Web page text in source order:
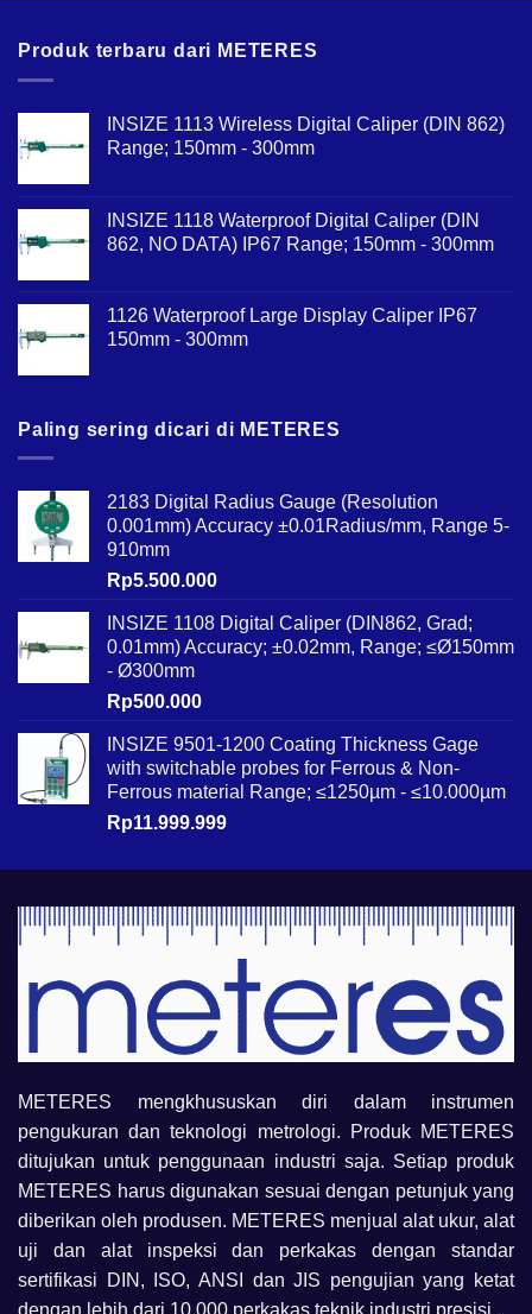
Produk terbaru dari METERES
INSIZE 1113 Wireless Digital Caliper (DIN 862)
Range; 150mm - 300mm
INSIZE 1118 Waterproof Digital Caliper (DIN
862, NO DATA) IP67 Range; 150mm - 300mm
1126 Waterproof Large Display Caliper IP67
150mm - 300mm
Paling sering dicari di METERES
2183 Digital Radius Gauge (Resolution
0.001mm) Accuracy ±0.01Radius/mm, Range 5-
910mm
Rp5.500.000
INSIZE 1108 Digital Caliper (DIN862, Grad;
0.01mm) Accuracy; ±0.02mm, Range; ≤Ø150mm
- Ø300mm
Rp500.000
INSIZE 9501-1200 Coating Thickness Gage
with switchable probes for Ferrous & Non-
Ferrous material Range; ≤1250µm - ≤10.000µm
Rp11.999.999
METERES mengkhususkan diri dalam instrumen
pengukuran dan teknologi metrologi. Produk METERES
ditujukan untuk penggunaan industri saja. Setiap produk
METERES harus digunakan sesuai dengan petunjuk yang
diberikan oleh produsen. METERES menjual alat ukur, alat
uji dan alat inspeksi dan perkakas dengan standar
sertifikasi DIN, ISO, ANSI dan JIS pengujian yang ketat
dengan lebih dari 10.000 perkakas teknik industri presisi.